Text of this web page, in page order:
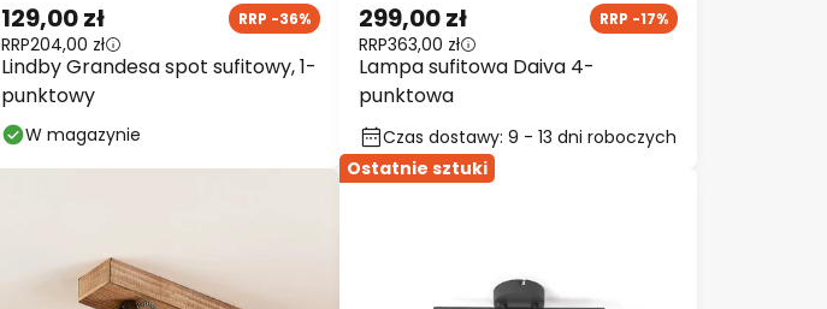
Lindby Grandesa spot sufitowy, 1-
punktowy
129,00 zł RRP -36%
RRP204,00 zł
W magazynie
Lampa sufitowa Daiva 4-
punktowa
299,00 zł RRP -17%
RRP363,00 zł
Czas dostawy: 9 - 13 dni roboczych
Ostatnie sztuki